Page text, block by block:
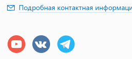
Подробная контактная